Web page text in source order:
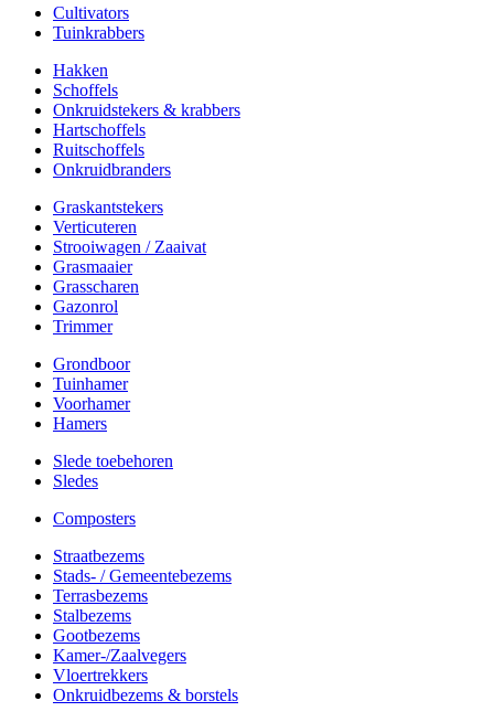
Cultivators
Tuinkrabbers
Hakken
Schoffels
Onkruidstekers & krabbers
Hartschoffels
Ruitschoffels
Onkruidbranders
Graskantstekers
Verticuteren
Strooiwagen / Zaaivat
Grasmaaier
Grasscharen
Gazonrol
Trimmer
Grondboor
Tuinhamer
Voorhamer
Hamers
Slede toebehoren
Sledes
Composters
Straatbezems
Stads- / Gemeentebezems
Terrasbezems
Stalbezems
Gootbezems
Kamer-/Zaalvegers
Vloertrekkers
Onkruidbezems & borstels